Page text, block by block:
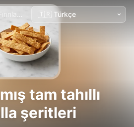
Fırınlanmış tam tahıllı tortilla şeritleri
tam tahıllı
şeritleri